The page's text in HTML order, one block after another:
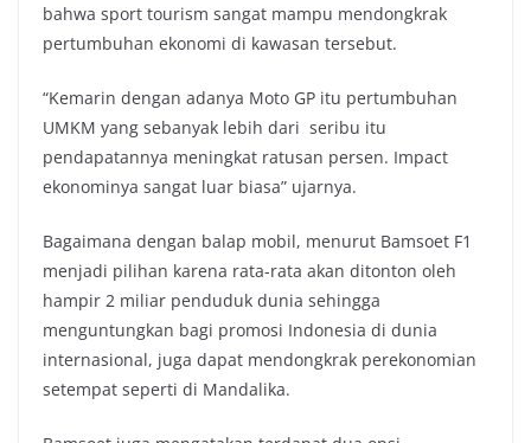
bahwa sport tourism sangat mampu mendongkrak
pertumbuhan ekonomi di kawasan tersebut.
“Kemarin dengan adanya Moto GP itu pertumbuhan
UMKM yang sebanyak lebih dari seribu itu
pendapatannya meningkat ratusan persen. Impact
ekonominya sangat luar biasa” ujarnya.
Bagaimana dengan balap mobil, menurut Bamsoet F1
menjadi pilihan karena rata-rata akan ditonton oleh
hampir 2 miliar penduduk dunia sehingga
menguntungkan bagi promosi Indonesia di dunia
internasional, juga dapat mendongkrak perekonomian
setempat seperti di Mandalika.